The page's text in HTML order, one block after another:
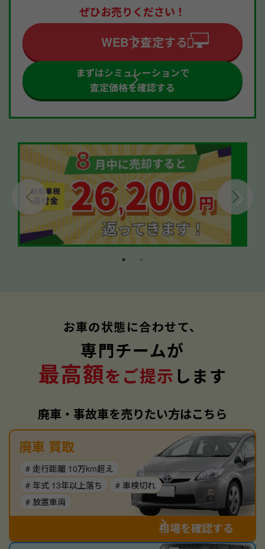
ぜひお売りください！
WEBで査定する
まずはシミュレーションで
査定価格を確認する
お車の状態に合わせて、
専門チームが
最高額をご提示 します
廃車・事故車を売りたい方はこちら
廃車 買取
# 走行距離 10万km超え
# 年式 13年以上落ち
# 車検切れ
# 放置車両
相場を確認する